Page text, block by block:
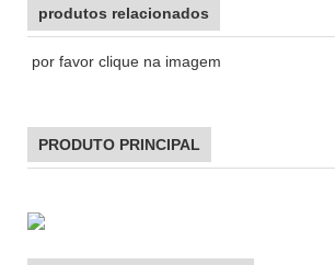
produtos relacionados
por favor clique na imagem
PRODUTO PRINCIPAL